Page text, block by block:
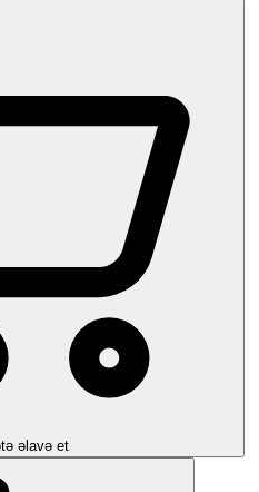
əlavə et